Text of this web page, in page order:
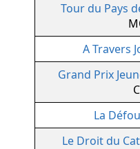
Tour du Pays
A Travers
Grand Prix
La
Le Droit du